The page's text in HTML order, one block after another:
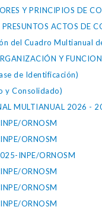
Y PRINCIPIOS DE
ACTOS DE
del Cuadro Multianual
Y
de Identificación)
y Consolidado)
MULTIANUAL 2026 -
ORNOSM
ORNOSM
INPE/ORNOSM
ORNOSM
ORNOSM
ORNOSM